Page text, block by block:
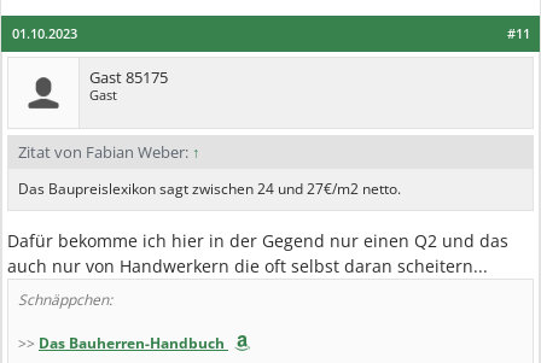
#11
01.10.2023
Gast 85175
Gast
Zitat von Fabian Weber: ↑
Das Baupreislexikon sagt zwischen 24 und 27€/m2 netto.
Dafür bekomme ich hier in der Gegend nur einen Q2 und das
auch nur von Handwerkern die oft selbst daran scheitern...
Schnäppchen:
>> Das Bauherren-Handbuch